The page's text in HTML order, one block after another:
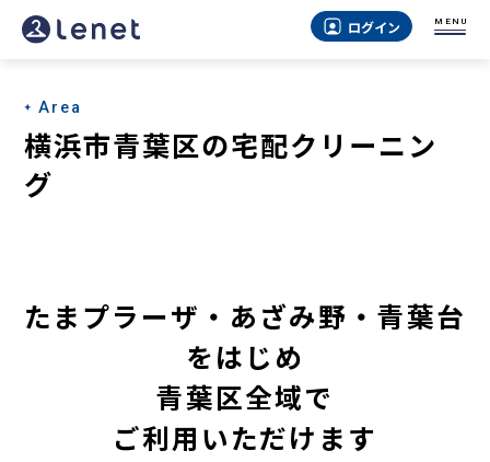
横
市
青
葉
配
ログイン MENU
Area
横浜市青葉区の宅配クリーニン
グ
たまプラーザ・あざみ野・青葉台
をはじめ
青葉区全域で
ご利用いただけます